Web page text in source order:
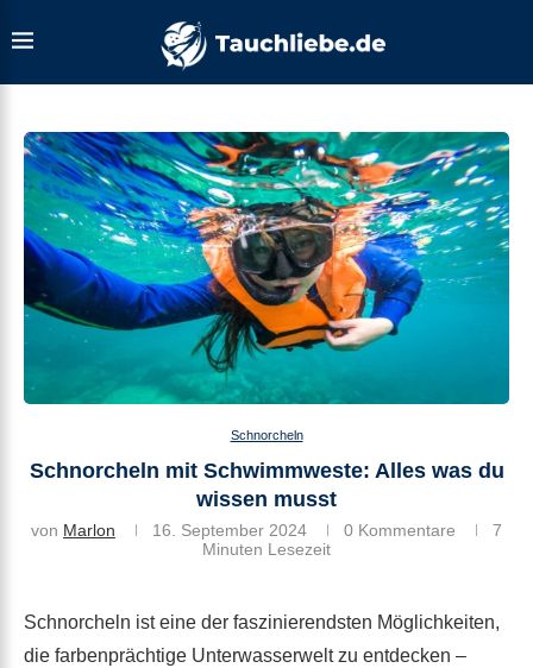
Schnorcheln
Schnorcheln mit Schwimmweste: Alles was du
wissen musst
von Marlon 16. September 2024 0 Kommentare
7
Minuten Lesezeit
Schnorcheln ist eine der faszinierendsten Möglichkeiten,
die farbenprächtige Unterwasserwelt zu entdecken –